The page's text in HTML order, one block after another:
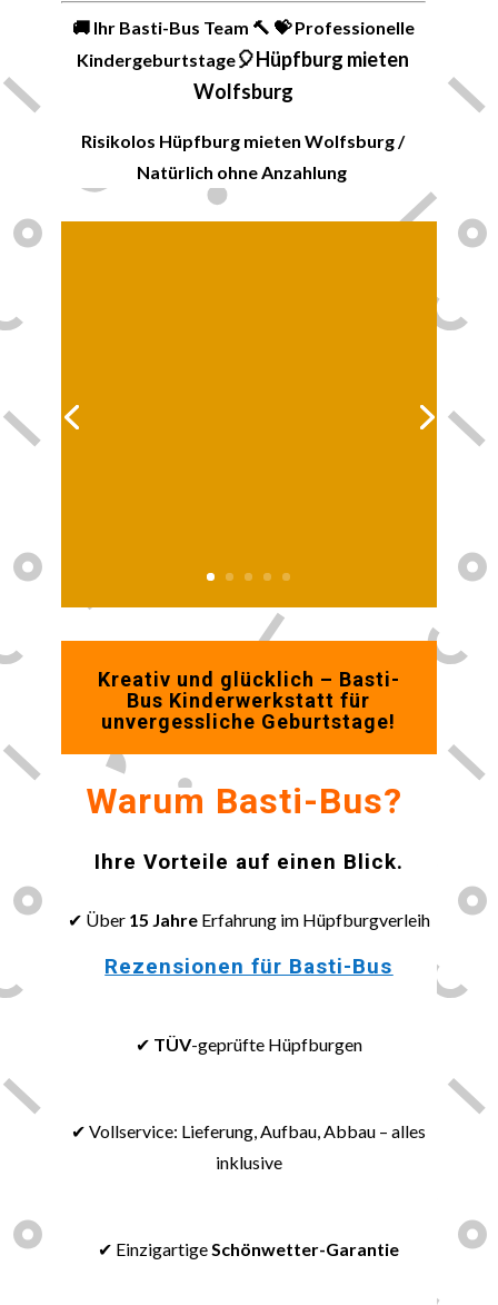
🚚 Ihr Basti-Bus Team 🔨 💝 Professionelle
Kindergeburtstage🎈Hüpfburg mieten
Wolfsburg
Risikolos Hüpfburg mietenWolfsburg/
Natürlich ohne Anzahlung
Kreativ und glücklich – Basti-
Bus Kinderwerkstatt für
unvergessliche Geburtstage!
Warum Basti-Bus?
Ihre Vorteile auf einen Blick.
✔ Über 15 JahreErfahrung im Hüpfburgverleih
Rezensionen für Basti-Bus
✔ TÜV-geprüfte Hüpfburgen
✔ Vollservice: Lieferung, Aufbau, Abbau – alles
inklusive
✔ EinzigartigeSchönwetter-Garantie